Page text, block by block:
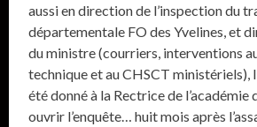
aussi en direction de l’inspection du
départementale FO des Yvelines, et
du ministre (courriers, interventions
technique et au CHSCT ministériels),
été donné à la Rectrice de l’académie
ouvrir l’enquête… huit mois après